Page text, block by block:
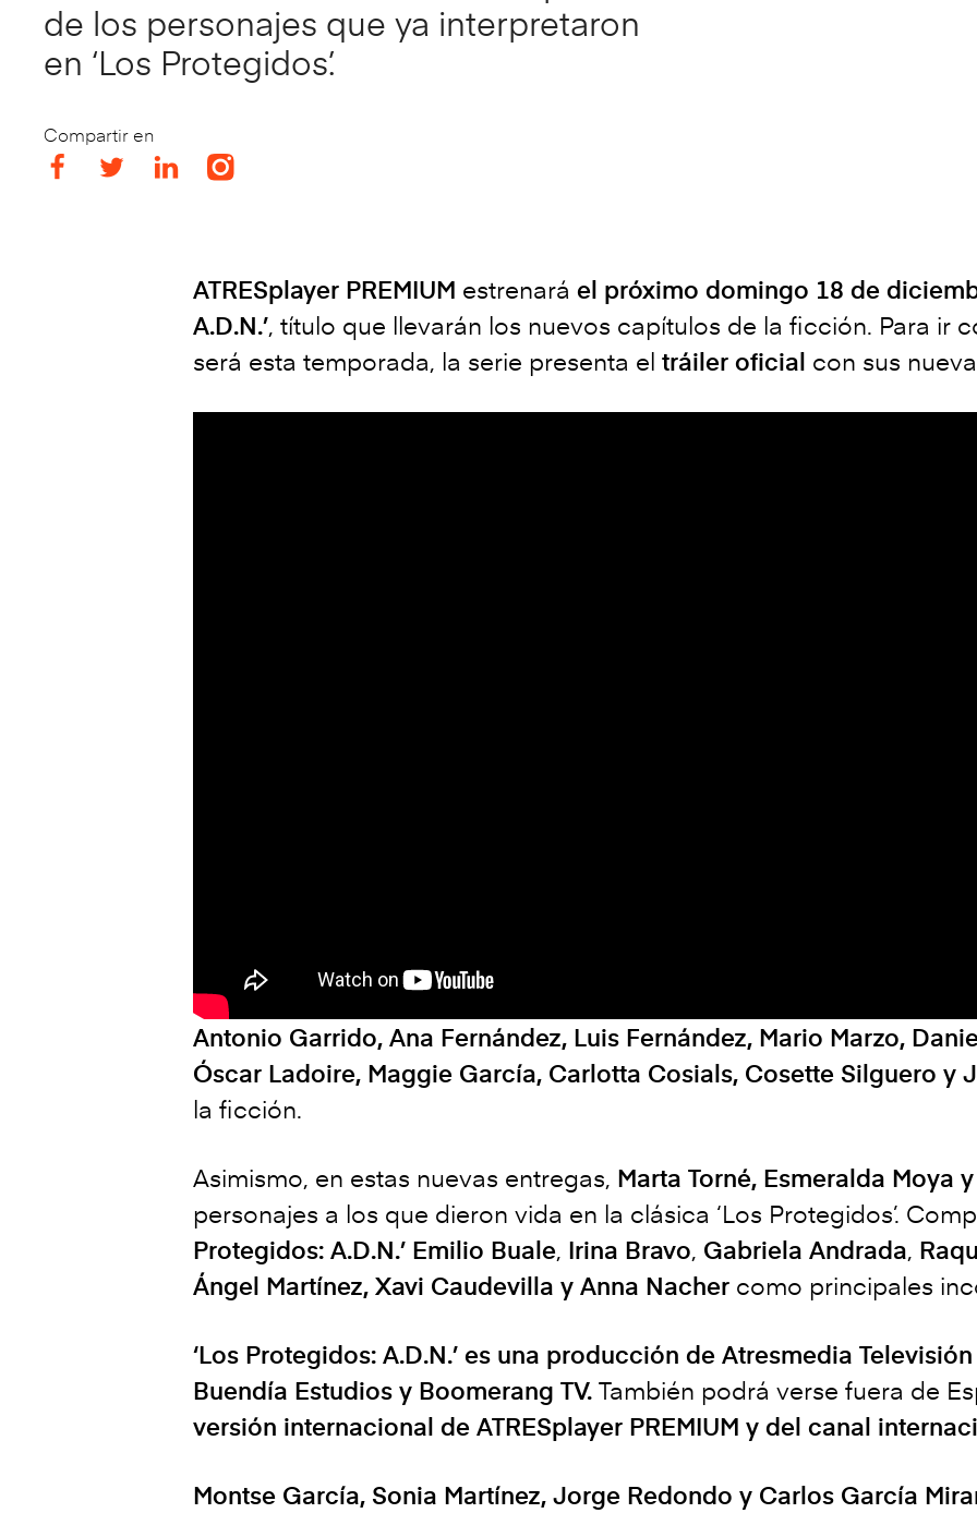
de los personajes que ya interpretaron
en ‘Los Protegidos’.
Compartir en
ATRESplayer PREMIUM estrenará el próximo domingo 18 de
A.D.N.’, título que llevarán los nuevos capítulos de la ficción. Para ir
será esta temporada, la serie presenta el tráiler oficial con sus
Antonio Garrido, Ana Fernández, Luis Fernández, Mario Marzo,
Óscar Ladoire, Maggie García, Carlotta Cosials, Cosette Silguero y
la ficción.
Asimismo, en estas nuevas entregas, Marta Torné, Esmeralda Moya
personajes a los que dieron vida en la clásica ‘Los Protegidos’.
Protegidos: A.D.N.’ Emilio Buale, Irina Bravo, Gabriela Andrada,
Ángel Martínez, Xavi Caudevilla y Anna Nacher como principales
‘Los Protegidos: A.D.N.’ es una producción de Atresmedia
Buendía Estudios y Boomerang TV. También podrá verse fuera de
versión internacional de ATRESplayer PREMIUM y del canal
Montse García, Sonia Martínez, Jorge Redondo y Carlos García